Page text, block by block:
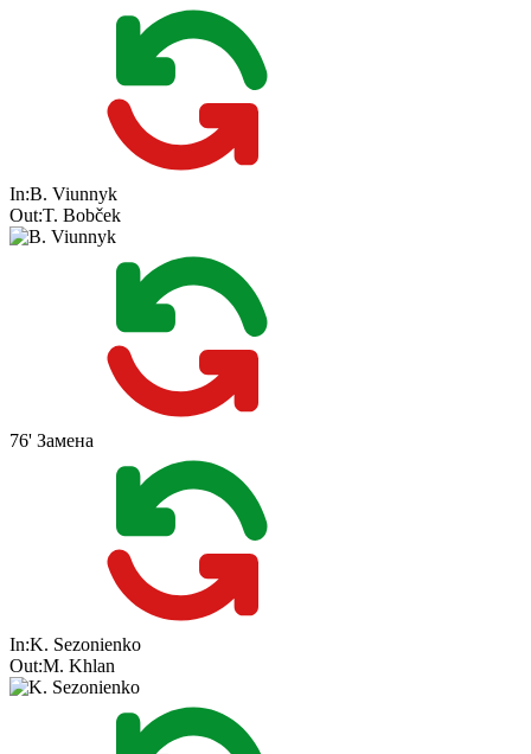
In:B. Viunnyk
Out:T. Bobček
76' Замена
In:K. Sezonienko
Out:M. Khlan